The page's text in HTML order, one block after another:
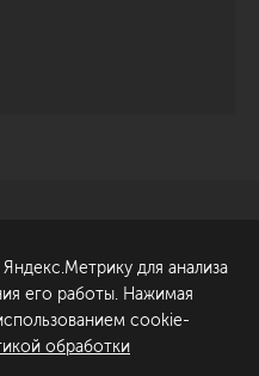
Обсудить проект
для анализа
его работы. Нажимая
cookie-
обработки